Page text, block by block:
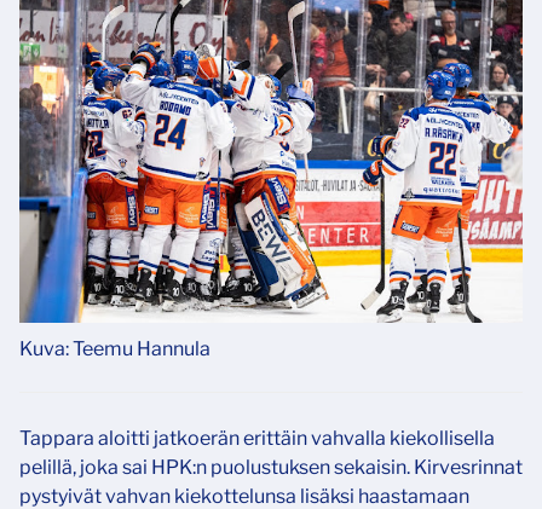
Kuva: Teemu Hannula
Tappara aloitti jatkoerän erittäin vahvalla kiekollisella
pelillä, joka sai HPK:n puolustuksen sekaisin. Kirvesrinnat
pystyivät vahvan kiekottelunsa lisäksi haastamaan